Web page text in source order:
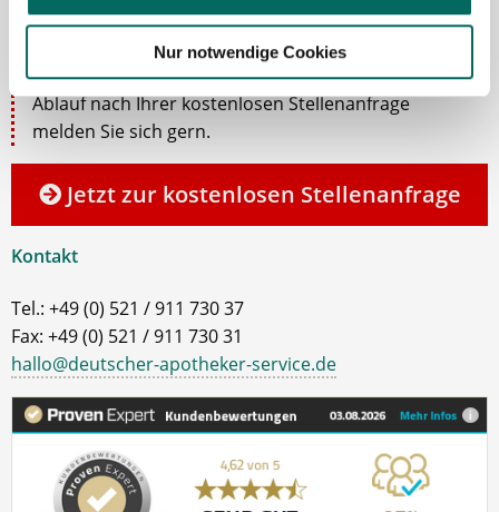
Nur notwendige Cookies
Ich unterstütze Sie gerne bei der Suche nach einer
Stelle als Apotheker (m|w|d), PTA oder PKA. Bei
Fragen zu unseren Stellenangeboten oder zum
Ablauf nach Ihrer kostenlosen Stellenanfrage
melden Sie sich gern.
Jetzt zur kostenlosen Stellenanfrage
Kontakt
Tel.: +49 (0) 521 / 911 730 37
Fax: +49 (0) 521 / 911 730 31
hallo@deutscher-apotheker-service.de